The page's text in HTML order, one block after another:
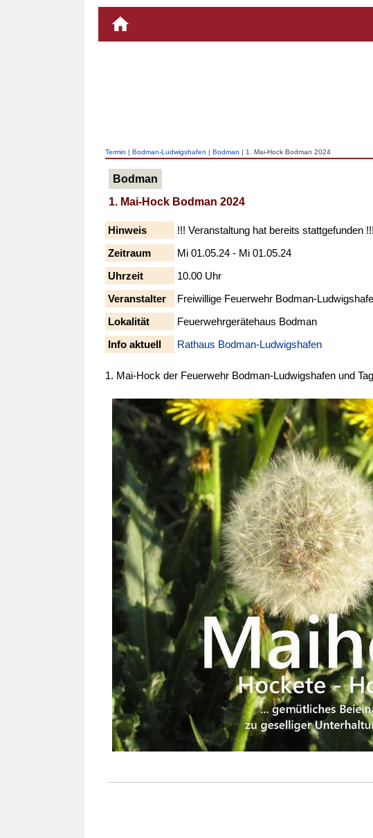
Termin | Bodman-Ludwigshafen | Bodman | 1. Mai-Hock Bodman 2024
Bodman
1. Mai-Hock Bodman 2024
Hinweis
!!! Veranstaltung hat bereits stattgefunden !!!
Zeitraum
Mi 01.05.24 - Mi 01.05.24
Uhrzeit
10.00 Uhr
Veranstalter
Freiwillige Feuerwehr Bodman-​
Lokalität
Feuerwehrgerätehaus Bodman
Info aktuell
Rathaus Bodman-Ludwigshafen
1. Mai-Hock der Feuerwehr Bodman-​Ludwigshafen und